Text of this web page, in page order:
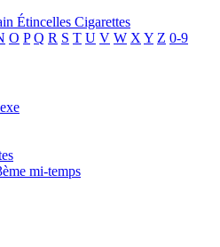
Étincelles Cigarettes
O P Q R S T U V W X Y Z 0-9
mi-temps